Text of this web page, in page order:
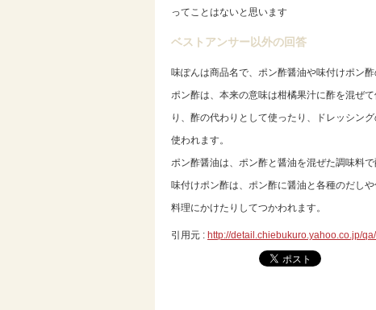
ってことはないと思います
ベストアンサー以外の回答
味ぽんは商品名で、ポン酢醤油や味付けポン酢
ポン酢は、本来の意味は柑橘果汁に酢を混ぜ
り、酢の代わりとして使ったり、ドレッシン
使われます。
ポン酢醤油は、ポン酢と醤油を混ぜた調味料で
味付けポン酢は、ポン酢に醤油と各種のだし
料理にかけたりしてつかわれます。
引用元 : http://detail.chiebukuro.yahoo.co.jp/